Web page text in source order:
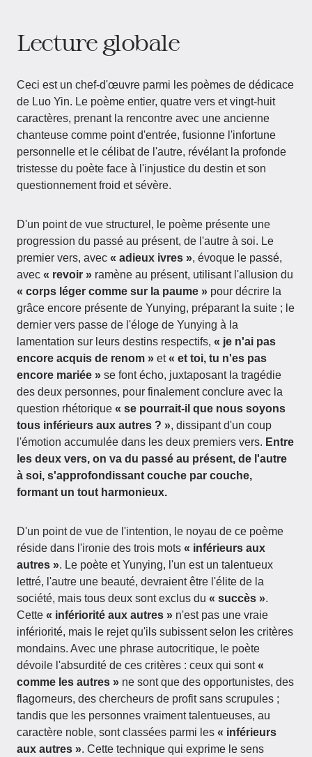
Lecture globale
Ceci est un chef-d'œuvre parmi les poèmes de dédicace
de Luo Yin. Le poème entier, quatre vers et vingt-huit
caractères, prenant la rencontre avec une ancienne
chanteuse comme point d'entrée, fusionne l'infortune
personnelle et le célibat de l'autre, révélant la profonde
tristesse du poète face à l'injustice du destin et son
questionnement froid et sévère.
D'un point de vue structurel, le poème présente une
progression du passé au présent, de l'autre à soi. Le
premier vers, avec « adieux ivres », évoque le passé,
avec « revoir » ramène au présent, utilisant l'allusion du
« corps léger comme sur la paume » pour décrire la
grâce encore présente de Yunying, préparant la suite ; le
dernier vers passe de l'éloge de Yunying à la
lamentation sur leurs destins respectifs, « je n'ai pas
encore acquis de renom » et« et toi, tu n'es pas
encore mariée » se font écho, juxtaposant la tragédie
des deux personnes, pour finalement conclure avec la
question rhétorique « se pourrait-il que nous soyons
tous inférieurs aux autres ? », dissipant d'un coup
l'émotion accumulée dans les deux premiers vers. Entre
les deux vers, on va du passé au présent, de l'autre
à soi, s'approfondissant couche par couche,
formant un tout harmonieux.
D'un point de vue de l'intention, le noyau de ce poème
réside dans l'ironie des trois mots « inférieurs aux
autres ». Le poète et Yunying, l'un est un talentueux
lettré, l'autre une beauté, devraient être l'élite de la
société, mais tous deux sont exclus du « succès ».
Cette « infériorité aux autres » n'est pas une vraie
infériorité, mais le rejet qu'ils subissent selon les critères
mondains. Avec une phrase autocritique, le poète
dévoile l'absurdité de ces critères : ceux qui sont«
comme les autres » ne sont que des opportunistes, des
flagorneurs, des chercheurs de profit sans scrupules ;
tandis que les personnes vraiment talentueuses, au
caractère noble, sont classées parmi les « inférieurs
aux autres ». Cette technique qui exprime le sens